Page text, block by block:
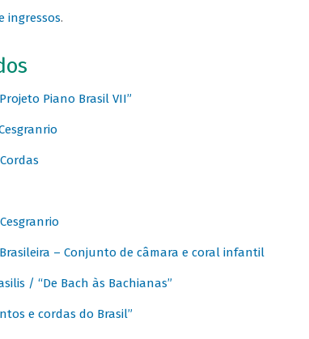
ingressos.
Piano Brasil VII”
– Conjunto de câmara e coral infantil
/ “De Bach às Bachianas”
e cordas do Brasil”